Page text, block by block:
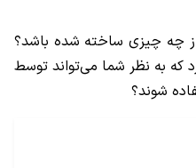
چه چیزی ساخته شده باشد؟
که به نظر شما می‌تواند توسط
شوند؟